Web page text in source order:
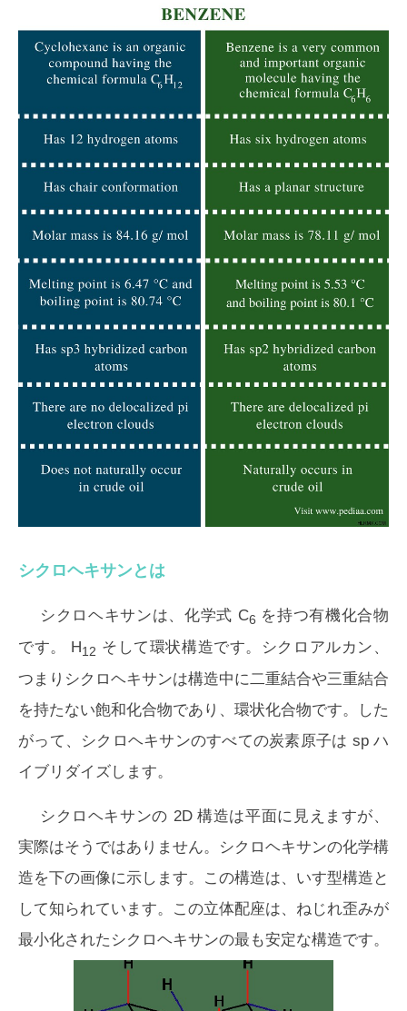
シクロヘキサンとは
シクロヘキサンは、化学式 C6 を持つ有機化合物
です。 H12 そして環状構造です。シクロアルカン、
つまりシクロヘキサンは構造中に二重結合や三重結合
を持たない飽和化合物であり、環状化合物です。した
がって、シクロヘキサンのすべての炭素原子は sp ハ
イブリダイズします。
シクロヘキサンの 2D 構造は平面に見えますが、
実際はそうではありません。シクロヘキサンの化学構
造を下の画像に示します。この構造は、いす型構造と
して知られています。この立体配座は、ねじれ歪みが
最小化されたシクロヘキサンの最も安定な構造です。